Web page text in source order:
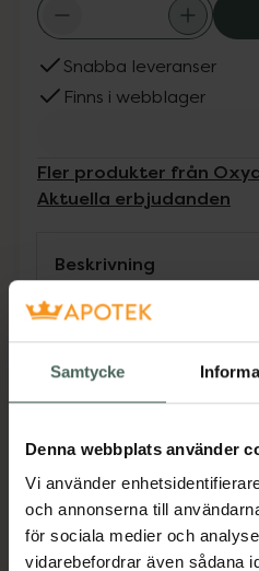
Samtycke
Denna webbplats använder
Vi använder
och annonserna till
för sociala medier och
vidarebefordrar även sådana
Snabba leveranser
Finns i webblager
Fler produkter från
Aktuella erbjudanden
Beskrivning
• Vid torra ögon
bildskärmsarbete, damm
kontaktlinsbärare.
Smörjande
Jämförpris 14900 kr/l